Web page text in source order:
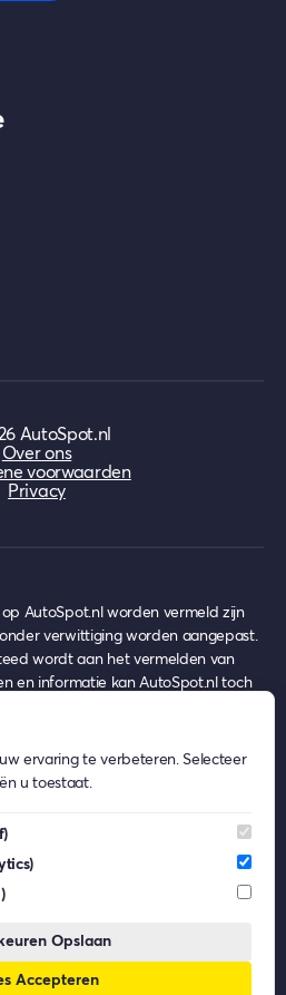
AutoSpot.nl
Over ons
voorwaarden
Privacy
AutoSpot.nl worden vermeld zijn
verwittiging worden aangepast.
wordt aan het vermelden van
en informatie kan AutoSpot.nl toch
rechten uit ontleend kunnen
advies over eventuele
kan afkomstig zijn van externe
beelden behoren toe aan de
gebruikt dit materiaal enkel
en claimt geen eigendomsrechten.
uit het gebruik van AutoSpot.nl,
functionaliteiten op
ervaring te verbeteren. Selecteer
u toestaat.
Opslaan
Accepteren